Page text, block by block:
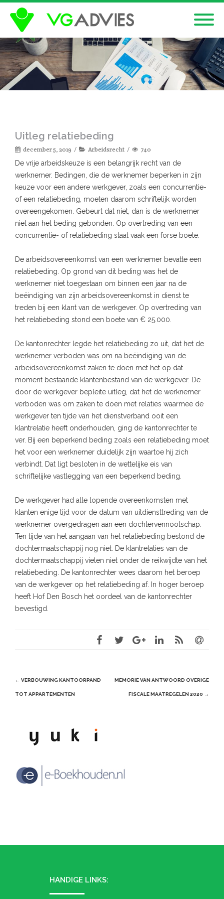
Uitleg relatiebeding
december 5, 2019 Arbeidsrecht 740
De vrije arbeidskeuze is een belangrijk recht van de
werknemer. Bedingen, die de werknemer beperken in zijn
keuze voor een andere werkgever, zoals een concurrentie-
of een relatiebeding, moeten daarom schriftelijk worden
overeengekomen. Gebeurt dat niet, dan is de werknemer
niet aan het beding gebonden. Op overtreding van een
concurrentie- of relatiebeding staat vaak een forse boete.
De arbeidsovereenkomst van een werknemer bevatte een
relatiebeding. Op grond van dit beding was het de
werknemer niet toegestaan om binnen een jaar na de
beëindiging van zijn arbeidsovereenkomst in dienst te
treden bij een klant van de werkgever. Op overtreding van
het relatiebeding stond een boete van € 25.000.
De kantonrechter legde het relatiebeding zo uit, dat het de
werknemer verboden was om na beëindiging van de
arbeidsovereenkomst zaken te doen met het op dat
moment bestaande klantenbestand van de werkgever. De
door de werkgever bepleite uitleg, dat het de werknemer
verboden was om zaken te doen met relaties waarmee de
werkgever ten tijde van het dienstverband ooit een
klantrelatie heeft onderhouden, ging de kantonrechter te
ver. Bij een beperkend beding zoals een relatiebeding moet
het voor een werknemer duidelijk zijn waartoe hij zich
verbindt. Dat ligt besloten in de wettelijke eis van
schriftelijke vastlegging van een beperkend beding.
De werkgever had alle lopende overeenkomsten met
klanten enige tijd voor de datum van uitdiensttreding van de
werknemer overgedragen aan een dochtervennootschap.
Ten tijde van het aangaan van het relatiebeding bestond de
dochtermaatschappij nog niet. De klantrelaties van de
dochtermaatschappij vielen niet onder de reikwijdte van het
relatiebeding. De kantonrechter wees daarom het beroep
van de werkgever op het relatiebeding af. In hoger beroep
heeft Hof Den Bosch het oordeel van de kantonrechter
bevestigd.
Post
navigation
← VERBOUWING KANTOORPAND
TOT APPARTEMENTEN
MEMORIE VAN ANTWOORD OVERIGE
FISCALE MAATREGELEN 2020 →
HANDIGE LINKS: